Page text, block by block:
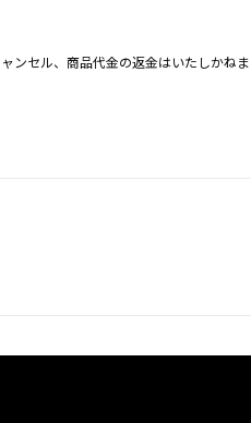
セル、商品代金の返金はいたしかねま